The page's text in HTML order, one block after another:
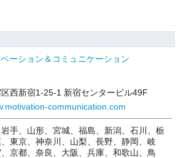
ーション＆コミュニケーション
西新宿1-25-1 新宿センタービル49F
communication.com
手、山形、宮城、福島、新潟、石川、栃
東京、神奈川、山梨、長野、静岡、岐
京都、奈良、大阪、兵庫、和歌山、鳥